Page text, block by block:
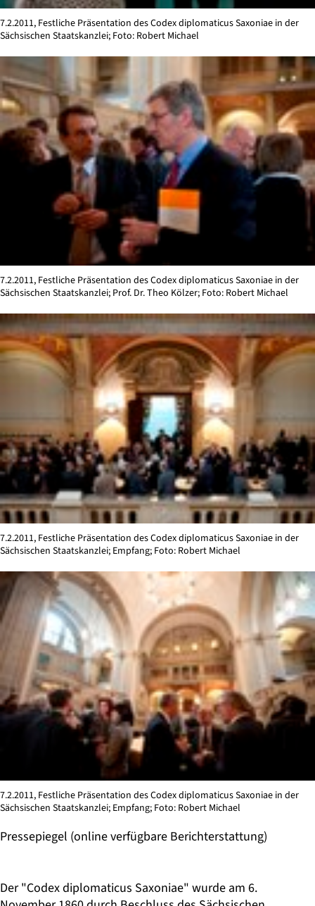
7.2.2011, Festliche Präsentation des Codex diplomaticus Saxoniae in der
Sächsischen Staatskanzlei; Foto: Robert Michael
7.2.2011, Festliche Präsentation des Codex diplomaticus Saxoniae in der
Sächsischen Staatskanzlei; Prof. Dr. Theo Kölzer; Foto: Robert Michael
7.2.2011, Festliche Präsentation des Codex diplomaticus Saxoniae in der
Sächsischen Staatskanzlei; Empfang; Foto: Robert Michael
7.2.2011, Festliche Präsentation des Codex diplomaticus Saxoniae in der
Sächsischen Staatskanzlei; Empfang; Foto: Robert Michael
Pressepiegel (online verfügbare Berichterstattung)
Der "Codex diplomaticus Saxoniae" wurde am 6.